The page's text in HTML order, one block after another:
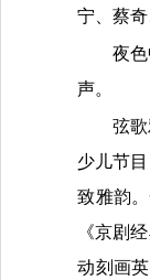
宁、蔡
夜
声。
弦
少儿节
致雅韵
《京剧
动刻画